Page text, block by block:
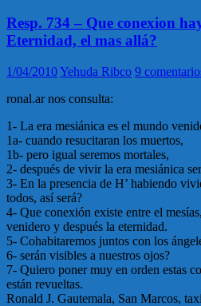
Resp. 734 – Que conexion
Eternidad, el mas allá?
1/04/2010Yehuda Ribco 9
ronal.ar nos consulta:
1- La era mesiánica es el mundo
1a- cuando resucitaran los muertos,
1b- pero igual seremos mortales,
2- después de vivir la era mesiánica
3- En la presencia de H’ habiendo
todos, así será?
4- Que conexión existe entre el
venidero y después la eternidad.
5- Cohabitaremos juntos con los
6- serán visibles a nuestros ojos?
7- Quiero poner muy en orden estas
están revueltas.
Ronald J. Gautemala, San Marcos,